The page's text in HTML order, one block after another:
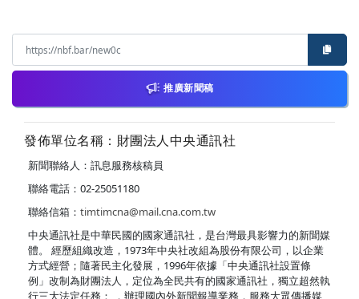
推廣新聞稿
發佈單位名稱：財團法人中央通訊社
新聞聯絡人：訊息服務核稿員
聯絡電話：02-25051180
聯絡信箱： timtimcna@mail.cna.com.tw
中央通訊社是中華民國的國家通訊社，是台灣最具影響力的新聞媒
體。 經歷組織改造，1973年中央社改組為股份有限公司，以企業
方式經營；隨著民主化發展，1996年依據「中央通訊社設置條
例」改制為財團法人，定位為全民共有的國家通訊社，獨立超然執
行三大法定任務： ．辦理國內外新聞報導業務，服務大眾傳播媒